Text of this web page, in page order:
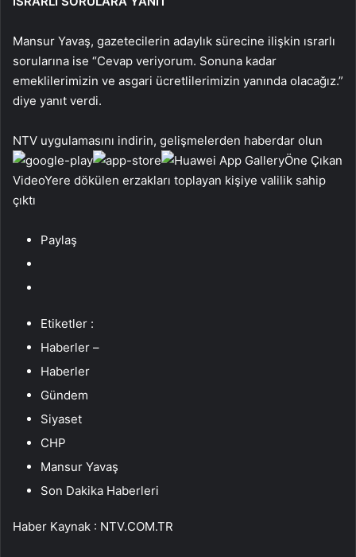
Mansur Yavaş, gazetecilerin adaylık sürecine ilişkin ısrarlı
sorularına ise “Cevap veriyorum. Sonuna kadar
emeklilerimizin ve asgari ücretlilerimizin yanında olacağız.”
diye yanıt verdi.
NTV uygulamasını indirin, gelişmelerden haberdar olun
Öne Çıkan
VideoYere dökülen erzakları toplayan kişiye valilik sahip
çıktı
Paylaş
Etiketler :
Haberler –
Haberler
Gündem
Siyaset
CHP
Mansur Yavaş
Son Dakika Haberleri
Haber Kaynak : NTV.COM.TR